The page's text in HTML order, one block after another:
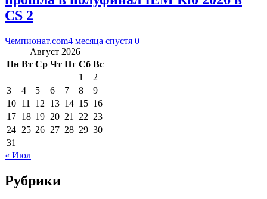
CS 2
Чемпионат.com4 месяца спустя 0
Август 2026
Пн Вт Ср Чт Пт Сб Вс
1
2
3
4 5 6 7 8
9
10 11 12 13 14 15 16
17 18 19 20 21 22 23
24 25 26 27 28 29 30
31
« Июл
Рубрики